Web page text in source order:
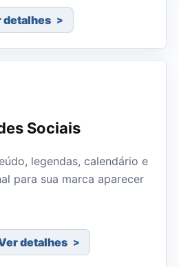
detalhes
Sociais
legendas, calendário e
para sua marca aparecer
detalhes